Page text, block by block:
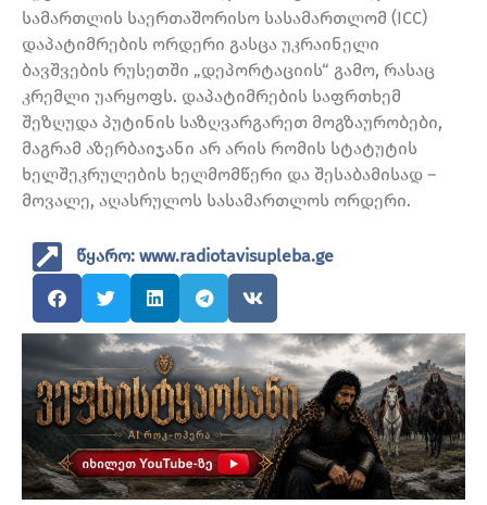
სამართლის საერთაშორისო სასამართლომ (ICC)
დაპატიმრების ორდერი გასცა უკრაინელი
ბავშვების რუსეთში „დეპორტაციის“ გამო, რასაც
კრემლი უარყოფს. დაპატიმრების საფრთხემ
შეზღუდა პუტინის საზღვარგარეთ მოგზაურობები,
მაგრამ აზერბაიჯანი არ არის რომის სტატუტის
ხელშეკრულების ხელმომწერი და შესაბამისად –
მოვალე, აღასრულოს სასამართლოს ორდერი.
წყარო: www.radiotavisupleba.ge